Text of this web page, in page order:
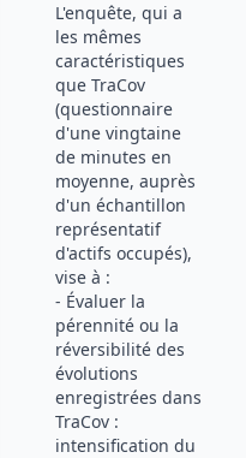
L'enquête, qui a
les mêmes
caractéristiques
que TraCov
(questionnaire
d'une vingtaine
de minutes en
moyenne, auprès
d'un échantillon
représentatif
d'actifs occupés),
vise à :
- Évaluer la
pérennité ou la
réversibilité des
évolutions
enregistrées dans
TraCov :
intensification du